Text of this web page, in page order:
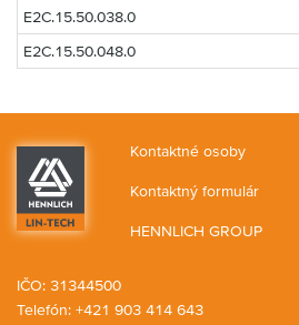
E2C.15.50.038.0
E2C.15.50.048.0
Kontaktné osoby
Kontaktný formulár
HENNLICH GROUP
IČO: 31344500
Telefón: +421 903 414 643